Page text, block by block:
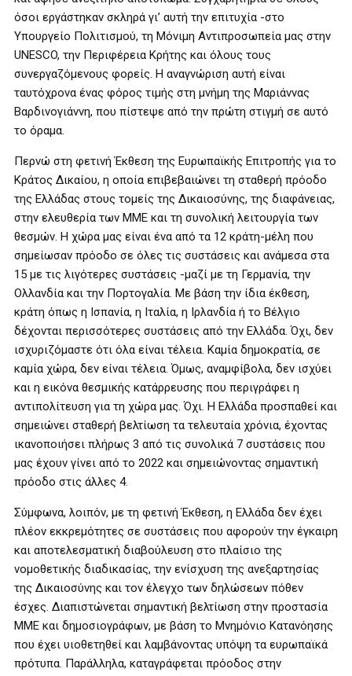
όσοι εργάστηκαν σκληρά γι’ αυτή την επιτυχία -στο
Υπουργείο Πολιτισμού, τη Μόνιμη Αντιπροσωπεία μας στην
UNESCO, την Περιφέρεια Κρήτης και όλους τους
συνεργαζόμενους φορείς. Η αναγνώριση αυτή είναι
ταυτόχρονα ένας φόρος τιμής στη μνήμη της Μαριάννας
Βαρδινογιάννη, που πίστεψε από την πρώτη στιγμή σε αυτό
το όραμα.
Περνώ στη φετινή Έκθεση της Ευρωπαϊκής Επιτροπής για το
Κράτος Δικαίου, η οποία επιβεβαιώνει τη σταθερή πρόοδο
της Ελλάδας στους τομείς της Δικαιοσύνης, της διαφάνειας,
στην ελευθερία των ΜΜΕ και τη συνολική λειτουργία των
θεσμών. Η χώρα μας είναι ένα από τα 12 κράτη-μέλη που
σημείωσαν πρόοδο σε όλες τις συστάσεις και ανάμεσα στα
15 με τις λιγότερες συστάσεις -μαζί με τη Γερμανία, την
Ολλανδία και την Πορτογαλία. Με βάση την ίδια έκθεση,
κράτη όπως η Ισπανία, η Ιταλία, η Ιρλανδία ή το Βέλγιο
δέχονται περισσότερες συστάσεις από την Ελλάδα. Όχι, δεν
ισχυριζόμαστε ότι όλα είναι τέλεια. Καμία δημοκρατία, σε
καμία χώρα, δεν είναι τέλεια. Όμως, αναμφίβολα, δεν ισχύει
και η εικόνα θεσμικής κατάρρευσης που περιγράφει η
αντιπολίτευση για τη χώρα μας. Όχι. Η Ελλάδα προσπαθεί και
σημειώνει σταθερή βελτίωση τα τελευταία χρόνια, έχοντας
ικανοποιήσει πλήρως 3 από τις συνολικά 7 συστάσεις που
μας έχουν γίνει από το 2022 και σημειώνοντας σημαντική
πρόοδο στις άλλες 4.
Σύμφωνα, λοιπόν, με τη φετινή Έκθεση, η Ελλάδα δεν έχει
πλέον εκκρεμότητες σε συστάσεις που αφορούν την έγκαιρη
και αποτελεσματική διαβούλευση στο πλαίσιο της
νομοθετικής διαδικασίας, την ενίσχυση της ανεξαρτησίας
της Δικαιοσύνης και τον έλεγχο των δηλώσεων πόθεν
έσχες. Διαπιστώνεται σημαντική βελτίωση στην προστασία
ΜΜΕ και δημοσιογράφων, με βάση το Μνημόνιο Κατανόησης
που έχει υιοθετηθεί και λαμβάνοντας υπόψη τα ευρωπαϊκά
πρότυπα. Παράλληλα, καταγράφεται πρόοδος στην